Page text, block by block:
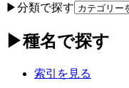
▶分類で探す
▶種名で探す
索引を見る